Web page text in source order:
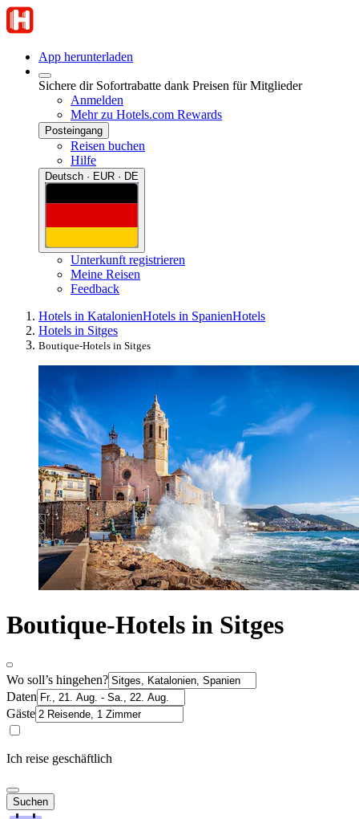
App herunterladen
Sichere dir Sofortrabatte dank Preisen für Mitglieder
Anmelden
Mehr zu Hotels.com Rewards
Posteingang
Reisen buchen
Hilfe
Deutsch · EUR · DE
Unterkunft registrieren
Meine Reisen
Feedback
Hotels in KatalonienHotels in SpanienHotels
Hotels in Sitges
Boutique-Hotels in Sitges
Boutique-Hotels in Sitges
Wo soll’s hingehen?
Daten
Gäste
Ich reise geschäftlich
Suchen